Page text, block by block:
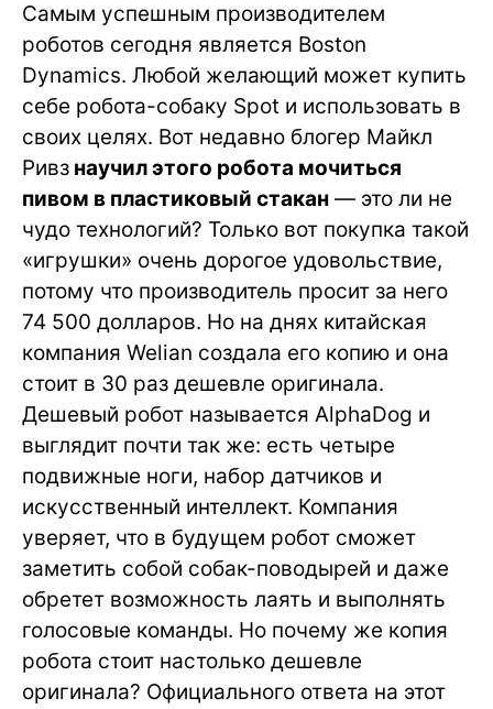
Самым успешным производителем
роботов сегодня является Boston
Dynamics. Любой желающий может купить
себе робота-собаку Spot и использовать в
своих целях. Вот недавно блогер Майкл
Ривз научил этого робота мочиться
пивом в пластиковый стакан — это ли не
чудо технологий? Только вот покупка такой
«игрушки» очень дорогое удовольствие,
потому что производитель просит за него
74 500 долларов. Но на днях китайская
компания Welian создала его копию и она
стоит в 30 раз дешевле оригинала.
Дешевый робот называется AlphaDog и
выглядит почти так же: есть четыре
подвижные ноги, набор датчиков и
искусственный интеллект. Компания
уверяет, что в будущем робот сможет
заметить собой собак-поводырей и даже
обретет возможность лаять и выполнять
голосовые команды. Но почему же копия
робота стоит настолько дешевле
оригинала? Официального ответа на этот